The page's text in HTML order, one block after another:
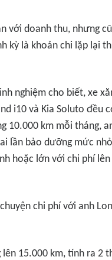
với doanh thu, nhưng
kỳ là khoản chi lặp lại
nghiệm cho biết, xe
i10 và Kia Soluto đều
10.000 km mỗi tháng,
lần bảo dưỡng mức
hoặc lớn với chi phí
chi phí với anh
15.000 km, tính ra 2